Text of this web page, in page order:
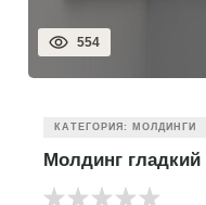
554
КАТЕГОРИЯ: МОЛДИНГИ
Молдинг гладкий